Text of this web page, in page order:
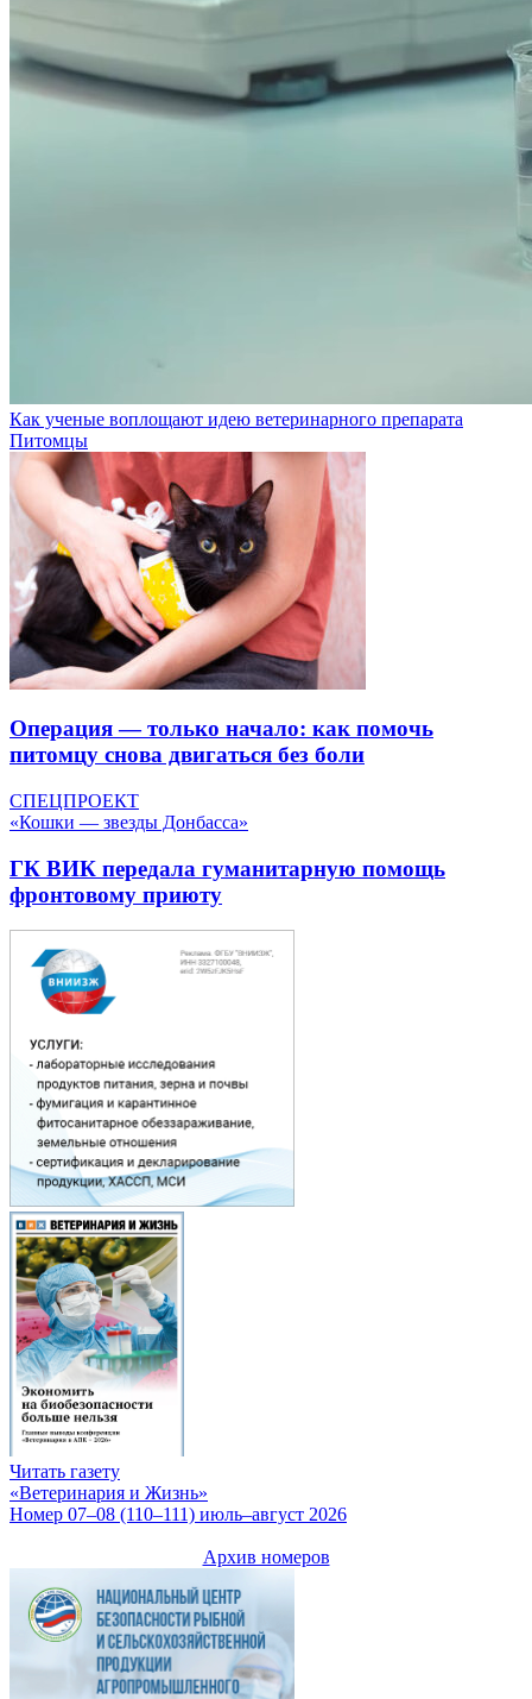
Как ученые воплощают идею ветеринарного препарата
Питомцы
Операция — только начало: как помочь
питомцу снова двигаться без боли
СПЕЦПРОЕКТ
«Кошки — звезды Донбасса»
ГК ВИК передала гуманитарную помощь
фронтовому приюту
Читать газету
«Ветеринария и Жизнь»
Номер 07–08 (110–111) июль–август 2026
Архив номеров